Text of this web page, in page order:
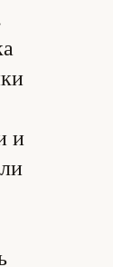
и